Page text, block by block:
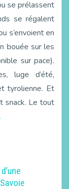
se prélassent
se régalent
s’envoient en
bouée sur les
sur pace).
luge d’été,
tyrolienne. Et
snack. Le tout